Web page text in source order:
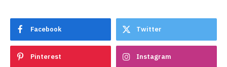
Facebook Twitter
Pinterest Instagram